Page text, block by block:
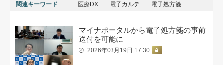
関連キーワード 医療DX 電子カルテ 電子処方箋
マイナポータルから電子処方箋の事前
送付を可能に
2026年03月19日 17:30